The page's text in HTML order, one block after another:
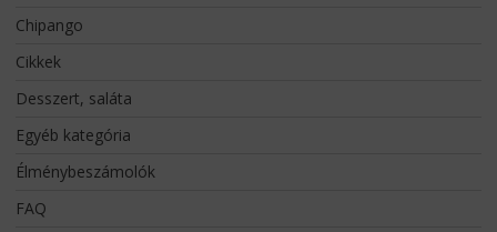
Chipango
Cikkek
Desszert, saláta
Egyéb kategória
Élménybeszámolók
FAQ